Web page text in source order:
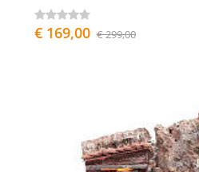
€ 169,00 € 299,00